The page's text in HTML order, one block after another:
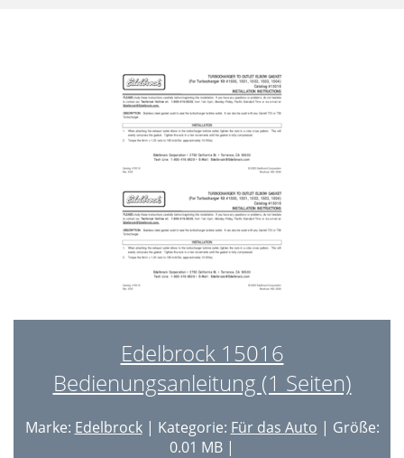
Edelbrock 15016
Bedienungsanleitung (1 Seiten)
Marke: Edelbrock| Kategorie: Für das Auto | Größe:
0.01 MB |